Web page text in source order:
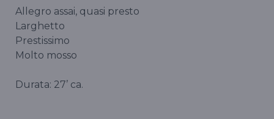
Allegro assai, quasi presto
Larghetto
Prestissimo
Molto mosso
Durata: 27’ ca.